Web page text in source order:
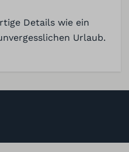
Details wie ein
Urlaub.